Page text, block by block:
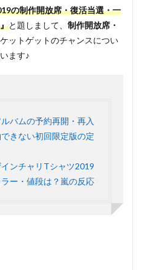
の制作開放席・復活当選・一
と題しまして、 制作開放席・
ットゲットのチャンスについ
ます♪
バムの予約再開・再入
きない初回限定版の定
ンチャリTシャツ2019
ー・値段は？嵐の反応